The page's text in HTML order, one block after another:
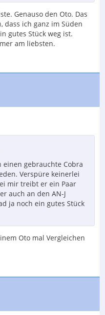
Genauso den Oto. Das
dass ich ganz im Süden
gutes Stück weg ist.
am liebsten.
einen gebrauchte Cobra
Verspüre keinerlei
mir treibt er ein Paar
auch an den AN-J
ja noch ein gutes Stück
Oto mal Vergleichen